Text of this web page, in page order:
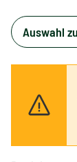
Auswahl